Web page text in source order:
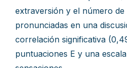
extraversión y el número de
pronunciadas en una
correlación significativa
puntuaciones E y una